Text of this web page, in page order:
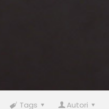
Tags Autori